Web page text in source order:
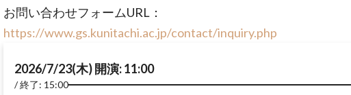
お問い合わせフォームURL：
https://www.gs.kunitachi.ac.jp/contact/inquiry.php
2026/7/23(木) 開演: 11:00
終了: 15:00